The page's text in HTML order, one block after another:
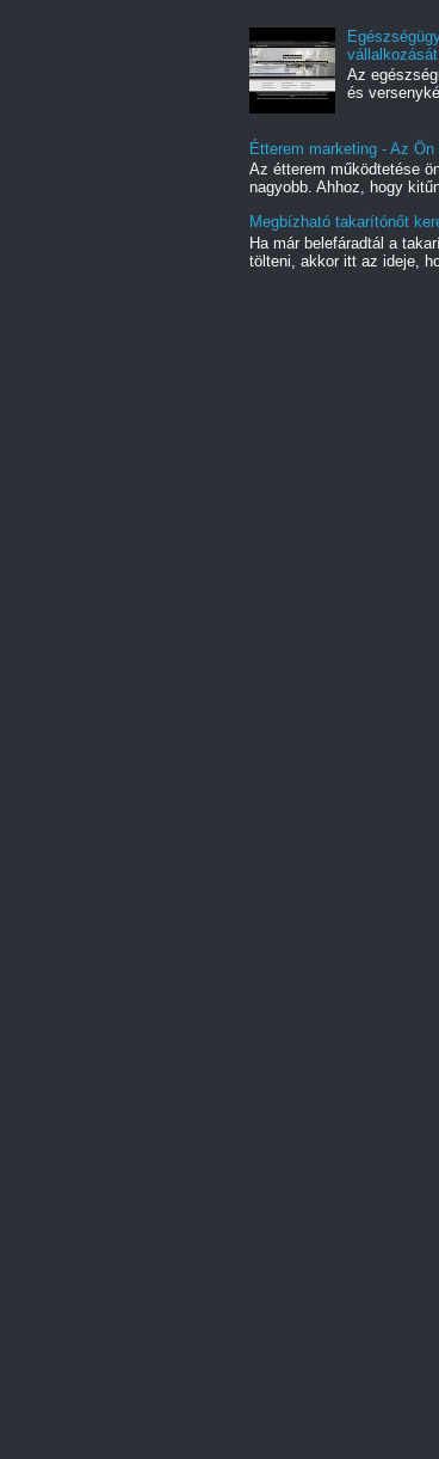
Az
és
Étterem marketing - Az
Az étterem működtetése
nagyobb. Ahhoz, hogy
Megbízható takarítónőt
Ha már belefáradtál a
tölteni, akkor itt az ideje,